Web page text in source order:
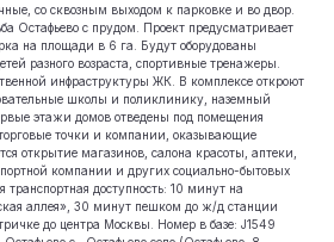
со сквозным выходом к парковке и во двор.
Остафьево с прудом. Проект предусматривает
на площади в 6 га. Будут оборудованы
разного возраста, спортивные тренажеры.
инфраструктуры ЖК. В комплексе откроют
школы и поликлинику, наземный
этажи домов отведены под помещения
точки и компании, оказывающие
открытие магазинов, салона красоты, аптеки,
компании и других социально-бытовых
доступность: 10 минут на
аллея», 30 минут пешком до ж/д станции
до центра Москвы. Номер в базе: J1549